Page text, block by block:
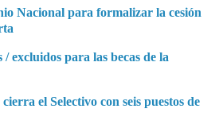
Nacional para formalizar la cesión
excluidos para las becas de la
el Selectivo con seis puestos de